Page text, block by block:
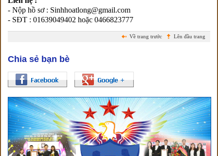
- Nộp hồ sơ : Sinhhoatlong@gmail.com
- SĐT : 01639049402 hoặc 0466823777
Lên đầu trang
Về trang trước
Chia sẻ bạn bè